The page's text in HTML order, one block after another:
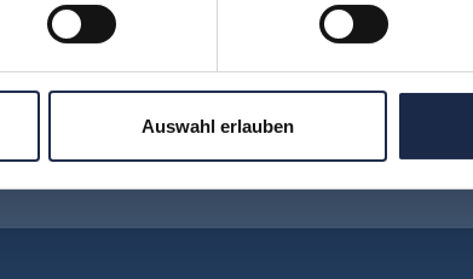
Auswahl erlauben
Jetzt für denMVFP